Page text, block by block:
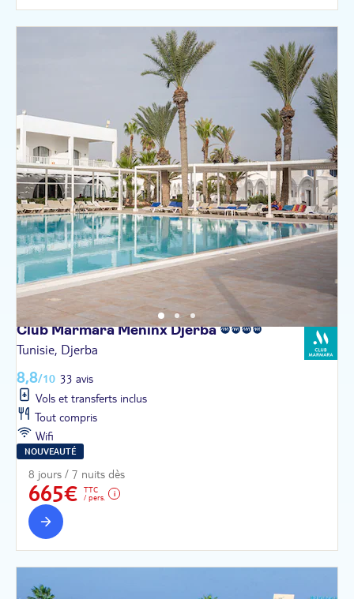
Club Marmara MeninxDjerba
Tunisie, Djerba
8,8/10 33 avis
Vols et transferts inclus
Tout compris
Wifi
NOUVEAUTÉ
8 jours / 7 nuits dès
665€
TTC
/ pers.